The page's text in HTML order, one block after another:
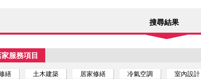
搜尋結果
服務項目
繕 土木建築 居家修繕 冷氣空調 室內設計